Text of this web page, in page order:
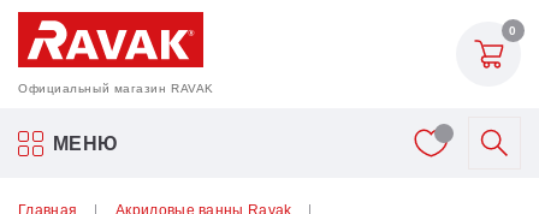
Официальный магазин RAVAK
0
МЕНЮ
Акриловые ванны Ravak
Главная
Акриловые ванны Ravak